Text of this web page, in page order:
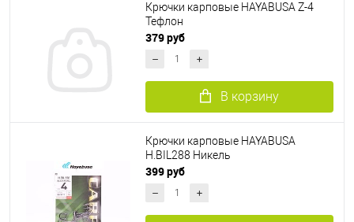
Крючки карповые HAYABUSA Z-4
Тефлон
379 руб
В корзину
Крючки карповые HAYABUSA
H.BIL288 Никель
399 руб